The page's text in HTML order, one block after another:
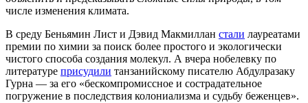
числе изменения климата.
В среду Беньямин Лист и Дэвид Макмиллан стали лауреатами
премии по химии за поиск более простого и экологически
чистого способа создания молекул. А вчера нобелевку по
литературе присудили танзанийскому писателю Абдулразаку
Гурна — за его «бескомпромиссное и сострадательное
погружение в последствия колониализма и судьбу беженцев».